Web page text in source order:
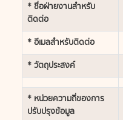
* ชื่อฝ่ายงานสำหรับ
ติดต่อ
* อีเมลสำหรับติดต่อ
* วัตถุประสงค์
* หน่วยความถี่ของการ
ปรับปรุงข้อมูล